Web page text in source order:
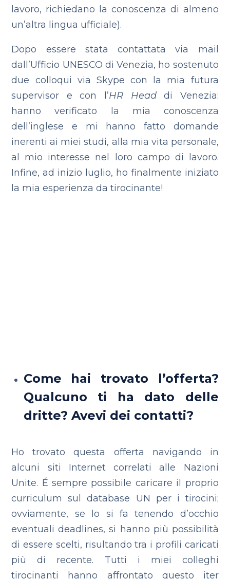
lavoro, richiedano la conoscenza di almeno
un’altra lingua ufficiale).
Dopo essere stata contattata via mail
dall’Ufficio UNESCO di Venezia, ho sostenuto
due colloqui via Skype con la mia futura
supervisor e con l’HR Headdi Venezia:
hanno verificato la mia conoscenza
dell’inglese e mi hanno fatto domande
inerenti ai miei studi, alla mia vita personale,
al mio interesse nel loro campo di lavoro.
Infine, ad inizio luglio, ho finalmente iniziato
la mia esperienza da tirocinante!
Come hai trovato l’offerta?
Qualcuno ti ha dato delle
dritte? Avevi dei contatti?
Ho trovato questa offerta navigando in
alcuni siti Internet correlati alle Nazioni
Unite. É sempre possibile caricare il proprio
curriculum sul database UN per i tirocini;
ovviamente, se lo si fa tenendo d’occhio
eventuali deadlines, si hanno più possibilità
di essere scelti, risultando tra i profili caricati
più di recente. Tutti i miei colleghi
tirocinanti hanno affrontato questo iter